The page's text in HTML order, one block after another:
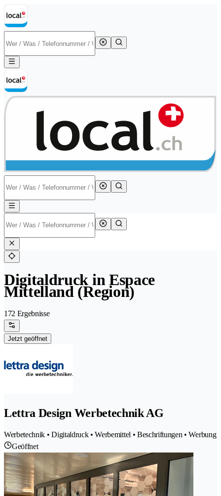
Digitaldruck in Espace
Mittelland (Region)
172 Ergebnisse
Jetzt geöffnet
Lettra Design Werbetechnik AG
Werbetechnik • Digitaldruck • Werbemittel • Beschriftungen • Werbung
Geöffnet